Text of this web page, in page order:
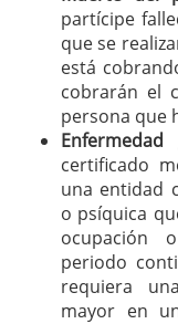
partícipe
que se
está
cobrarán el
persona que
Enfermedad
certificado
una entidad
o psíquica
ocupación
periodo
requiera
mayor en